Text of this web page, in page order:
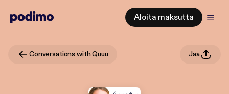
Aloita maksutta
Conversations with Quuu Jaa